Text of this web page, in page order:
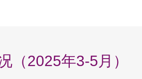
（2025年3-5月）